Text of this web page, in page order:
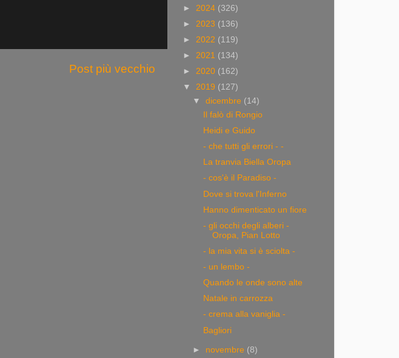
Post più vecchio
► 2024 (326)
► 2023 (136)
► 2022 (119)
► 2021 (134)
► 2020 (162)
▼ 2019 (127)
▼dicembre (14)
Il falò di Rongio
Heidi e Guido
- che tutti gli errori - -
La tranvia Biella Oropa
- cos'è il Paradiso -
Dove si trova l'Inferno
Hanno dimenticato un fiore
- gli occhi degli alberi -
Oropa, Pian Lotto
- la mia vita si è sciolta -
- un lembo -
Quando le onde sono alte
Natale in carrozza
- crema alla vaniglia -
Bagliori
► novembre (8)